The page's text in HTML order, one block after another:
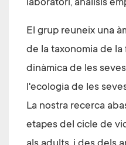
laboratori, anàlisis
El grup reuneix una
de la taxonomia de la
dinàmica de les
l'ecologia de les
La nostra recerca
etapes del cicle de